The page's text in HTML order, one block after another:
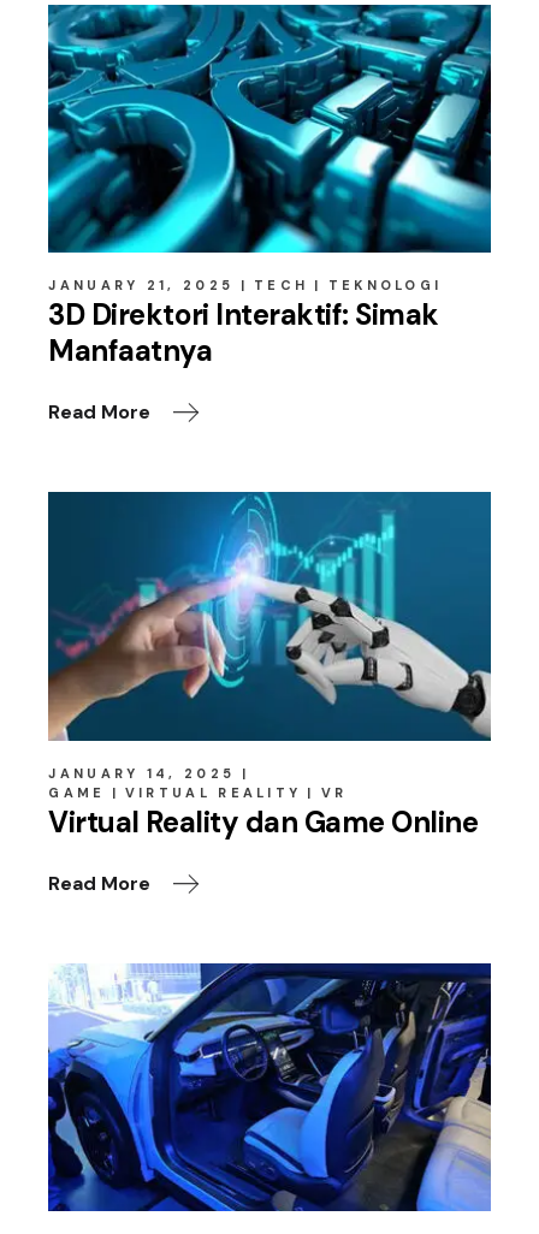
JANUARY 21, 2025 TECH TEKNOLOGI
3D Direktori Interaktif: Simak
Manfaatnya
Read More
JANUARY 14, 2025
GAME
VIRTUAL REALITY VR
Virtual Reality dan Game Online
Read More